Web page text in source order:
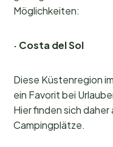
Möglichkeiten:
· Costa del Sol
Diese Küstenregion
ein Favorit bei
Hier finden sich daher
Campingplätze.